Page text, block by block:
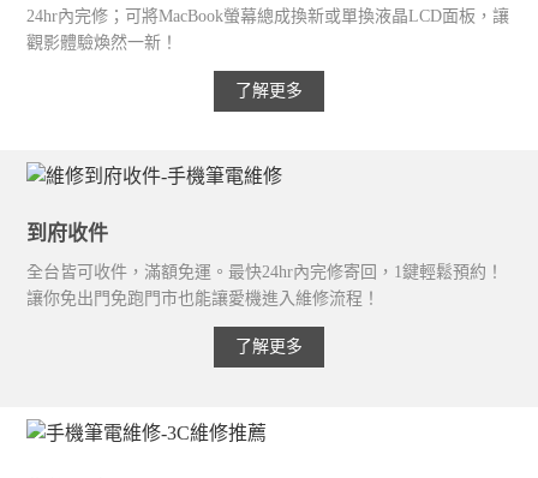
24hr內完修；可將MacBook螢幕總成換新或單換液晶LCD面板，讓
觀影體驗煥然一新！
了解更多
到府收件
全台皆可收件，滿額免運。最快24hr內完修寄回，1鍵輕鬆預約！
讓你免出門免跑門市也能讓愛機進入維修流程！
了解更多